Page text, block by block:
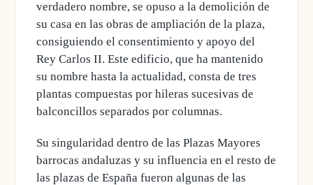
verdadero nombre, se opuso a la demolición de
su casa en las obras de ampliación de la plaza,
consiguiendo el consentimiento y apoyo del
Rey Carlos II. Este edificio, que ha mantenido
su nombre hasta la actualidad, consta de tres
plantas compuestas por hileras sucesivas de
balconcillos separados por columnas.
Su singularidad dentro de las Plazas Mayores
barrocas andaluzas y su influencia en el resto de
las plazas de España fueron algunas de las